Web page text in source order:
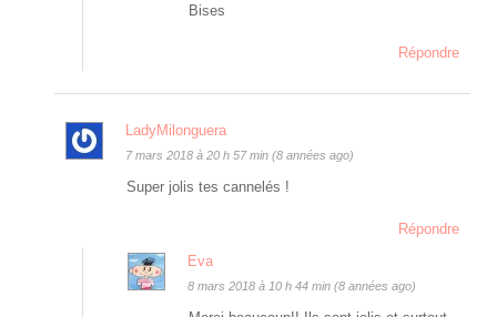
Bises
Répondre
LadyMilonguera
7 mars 2018 à 20 h 57 min (8 années ago)
Super jolis tes cannelés !
Répondre
Eva
8 mars 2018 à 10 h 44 min (8 années ago)